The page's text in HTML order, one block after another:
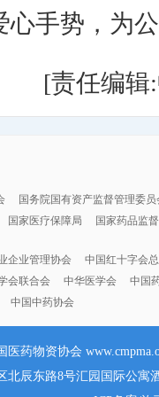
手势，为公
[责任编辑
国务院国有资产监督管理委员
国家医疗保障局 国家药品监
企业管理协会
中国红十字会
会联合会 中华医学会
中国
中国中药协会
医药物资协会
北辰东路8号汇园国际公寓